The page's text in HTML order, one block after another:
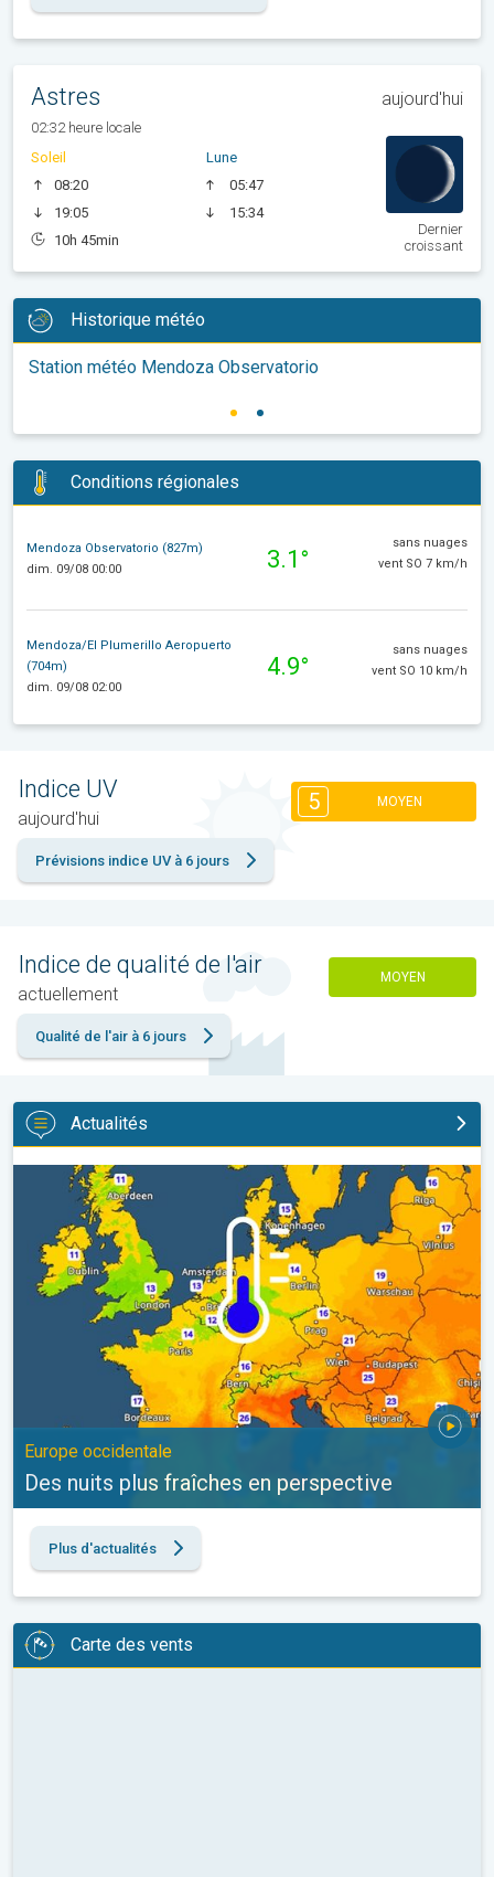
Astres aujourd'hui
02:32 heure locale
Soleil
08:20
19:05
10h 45min
Lune
05:47
15:34
Dernier
croissant
Historique météo
Station météo Mendoza Observatorio
Conditions régionales
Mendoza Observatorio (827m)
dim. 09/08 00:00
3.1°
sans nuages
vent SO 7 km/h
Mendoza/El Plumerillo Aeropuerto
(704m)
dim. 09/08 02:00
4.9°
sans nuages
vent SO 10 km/h
Indice UV
aujourd'hui
5 MOYEN
Prévisions indice UV à 6 jours
Indice de qualité de l'air
actuellement
MOYEN
Qualité de l'air à 6 jours
Actualités
Des nuits plus fraîches en perspective. Europe occidentale. . .
Europe occidentale
Des nuits plus fraîches en perspective
Plus d'actualités
Carte des vents